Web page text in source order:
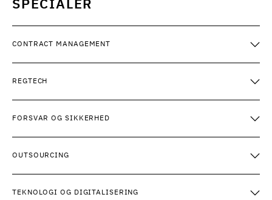
SPECIALER
CONTRACT MANAGEMENT
REGTECH
FORSVAR OG SIKKERHED
OUTSOURCING
TEKNOLOGI OG DIGITALISERING